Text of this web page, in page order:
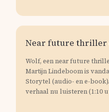
Near future thriller
Wolf, een near future
Martijn Lindeboom is
Storytel (audio- en e-
verhaal nu luisteren (1:10